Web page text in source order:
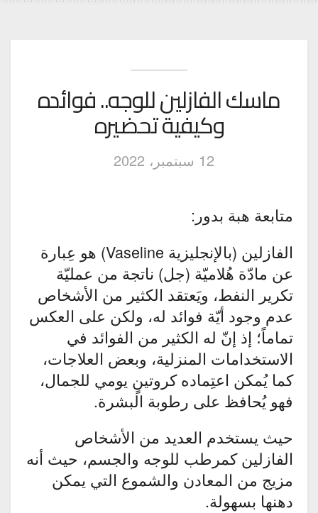
ماسك الفازلين للوجه.. فوائده
وكيفية تحضيره
12 سبتمبر، 2022
متابعة هبة بدور:
الفازلين (بالإنجليزية Vaseline) هو عِبارة
عن مادّة هُلاميّة (جل) ناتجة من عمليّة
تكرير النفط، ويَعتقد الكثير من الأشخاص
عدم وجود أيّة فوائد له، ولكن على العكس
تماماً؛ إذ إنّ له الكثير من الفوائد في
الاستخدامات المنزلية، وبعض العلاجات،
كما يُمكن اعتِماده كروتينٍ يومي للجمال،
فهو يُحافظ على رطوبة البشرة.
حيث يستخدم العديد من الأشخاص
الفازلين كمرطب للوجه والجسم، حيث أنه
مزيج من المعادن والشموع التي يمكن
دهنها بسهولة.